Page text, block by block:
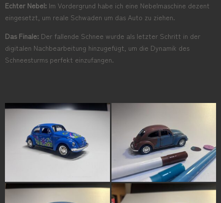
Echter Nebel: Im Vordergrund habe ich eine Nebelmaschine dezent
eingesetzt, um reale Schwaden um das Auto zu ziehen.
Das Finale: Der fallende Schnee wurde als letzter Schritt in der
digitalen Nachbearbeitung hinzugefügt, um die Dynamik des
Schneesturms perfekt einzufangen.